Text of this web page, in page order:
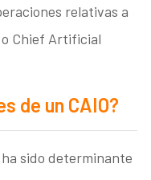
relativas a
Chief Artificial
de un CAIO?
sido determinante